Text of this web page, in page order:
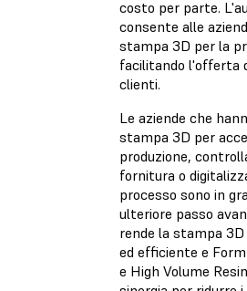
costo per parte.
consente alle
stampa 3D per la
facilitando l'offerta
clienti.
Le aziende che
stampa 3D per
produzione,
fornitura o
processo sono in
ulteriore passo
rende la stampa
ed efficiente e
e High Volume